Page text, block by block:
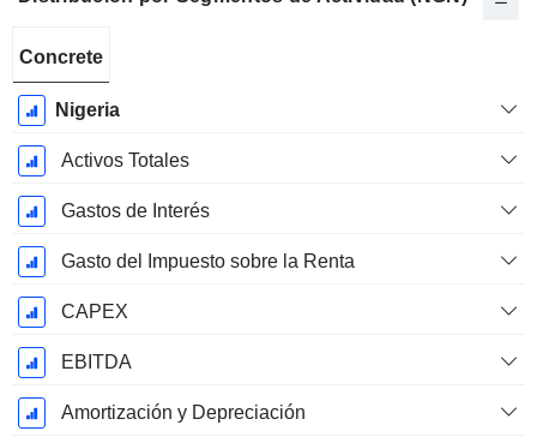
fiscal:
Diciembre
Concrete
Nigeria
Activos Totales
Gastos de Interés
Gasto del Impuesto sobre la Renta
CAPEX
EBITDA
Amortización y Depreciación